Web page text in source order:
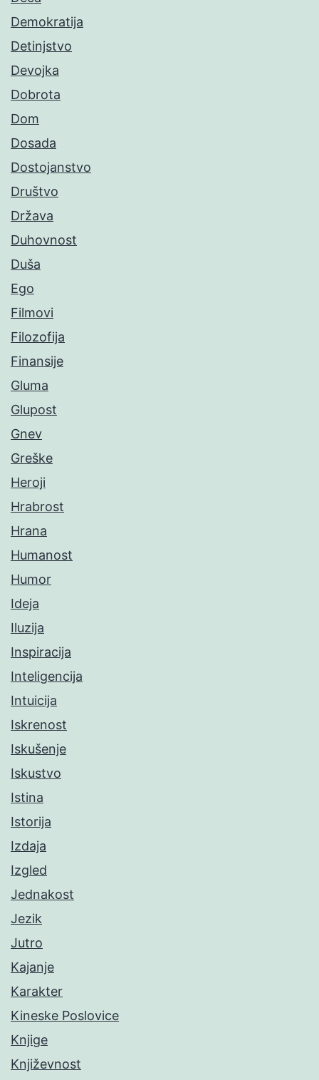
Demokratija
Detinjstvo
Devojka
Dobrota
Dom
Dosada
Dostojanstvo
Društvo
Država
Duhovnost
Duša
Ego
Filmovi
Filozofija
Finansije
Gluma
Glupost
Gnev
Greške
Heroji
Hrabrost
Hrana
Humanost
Humor
Ideja
Iluzija
Inspiracija
Inteligencija
Intuicija
Iskrenost
Iskušenje
Iskustvo
Istina
Istorija
Izdaja
Izgled
Jednakost
Jezik
Jutro
Kajanje
Karakter
Kineske Poslovice
Knjige
Književnost